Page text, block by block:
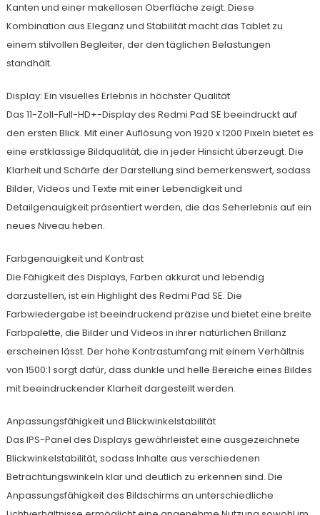
Kanten und einer makellosen Oberfläche zeigt. Diese
Kombination aus Eleganz und Stabilität macht das Tablet zu
einem stilvollen Begleiter, der den täglichen Belastungen
standhält.
Display: Ein visuelles Erlebnis in höchster Qualität
Das 11-Zoll-Full-HD+-Display des Redmi Pad SE beeindruckt auf
den ersten Blick. Mit einer Auflösung von 1920 x 1200 Pixeln bietet es
eine erstklassige Bildqualität, die in jeder Hinsicht überzeugt. Die
Klarheit und Schärfe der Darstellung sind bemerkenswert, sodass
Bilder, Videos und Texte mit einer Lebendigkeit und
Detailgenauigkeit präsentiert werden, die das Seherlebnis auf ein
neues Niveau heben.
Farbgenauigkeit und Kontrast
Die Fähigkeit des Displays, Farben akkurat und lebendig
darzustellen, ist ein Highlight des Redmi Pad SE. Die
Farbwiedergabe ist beeindruckend präzise und bietet eine breite
Farbpalette, die Bilder und Videos in ihrer natürlichen Brillanz
erscheinen lässt. Der hohe Kontrastumfang mit einem Verhältnis
von 1500:1 sorgt dafür, dass dunkle und helle Bereiche eines Bildes
mit beeindruckender Klarheit dargestellt werden.
Anpassungsfähigkeit und Blickwinkelstabilität
Das IPS-Panel des Displays gewährleistet eine ausgezeichnete
Blickwinkelstabilität, sodass Inhalte aus verschiedenen
Betrachtungswinkeln klar und deutlich zu erkennen sind. Die
Anpassungsfähigkeit des Bildschirms an unterschiedliche